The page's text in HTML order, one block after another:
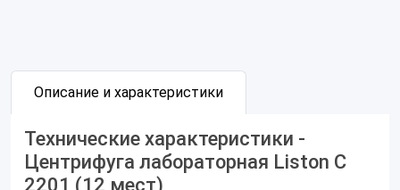
Описание и характеристики
Технические характеристики -
Центрифуга лабораторная Liston C
2201 (12 мест)